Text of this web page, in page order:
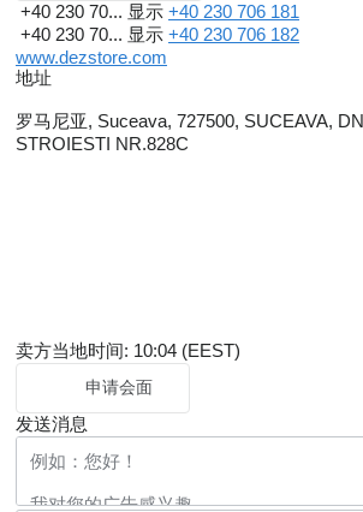
+40 230 70... 显示 +40 230 706 181
+40 230 70... 显示 +40 230 706 182
www.dezstore.com
地址
罗马尼亚, Suceava, 727500, SUCEAVA,
STROIESTI NR.828C
卖方当地时间: 10:04 (EEST)
申请会面
发送消息